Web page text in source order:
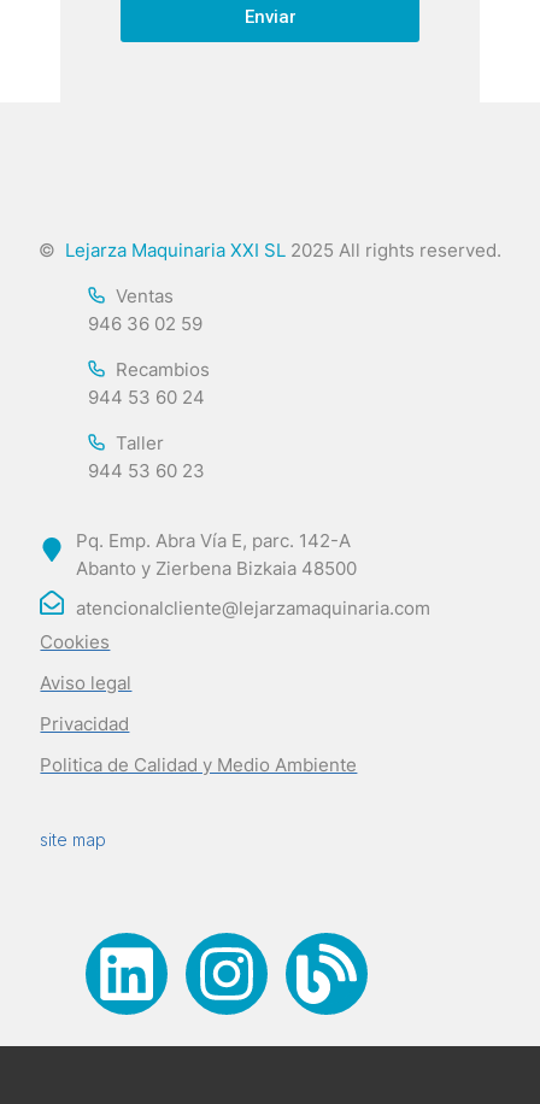
Enviar
© Lejarza Maquinaria XXI SL 2025 All rights reserved.
Ventas
946 36 02 59
Recambios
944 53 60 24
Taller
944 53 60 23
Pq. Emp. Abra Vía E, parc. 142-A
Abanto y Zierbena Bizkaia 48500
atencionalcliente@lejarzamaquinaria.com
Cookies
Aviso legal
Privacidad
Politica de Calidad y Medio Ambiente
site map